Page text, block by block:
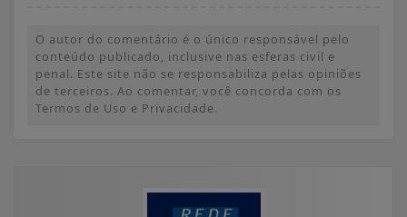
O autor do comentário é o único responsável pelo
conteúdo publicado, inclusive nas esferas civil e
penal. Este site não se responsabiliza pelas opiniões
de terceiros. Ao comentar, você concorda com os
Termos de Uso e Privacidade.